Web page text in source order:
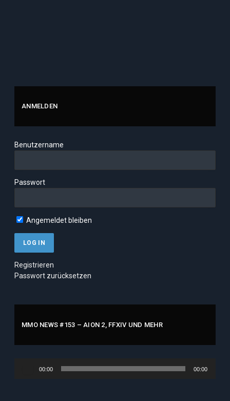
ANMELDEN
Benutzername
Passwort
Angemeldet bleiben
Registrieren
Passwort zurücksetzen
MMO NEWS #153 – AION 2, FFXIV UND MEHR
00:00 00:00